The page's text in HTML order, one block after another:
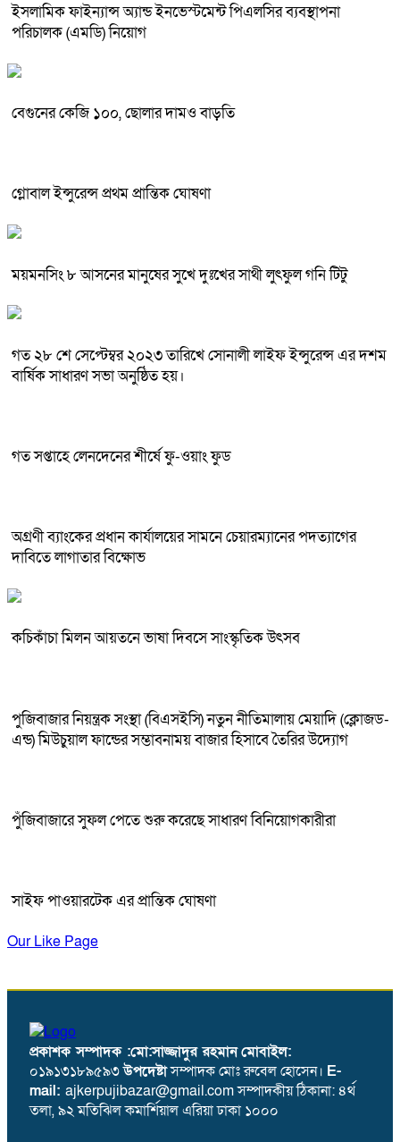
ইসলামিক ফাইন্যান্স অ্যান্ড ইনভেস্টমেন্ট পিএলসির ব্যবস্থাপনা
পরিচালক (এমডি) নিয়োগ
বেগুনের কেজি ১০০, ছোলার দামও বাড়তি
গ্লোবাল ইন্সুরেন্স প্রথম প্রান্তিক ঘোষণা
ময়মনসিং ৮ আসনের মানুষের সুখে দুঃখের সাথী লুৎফুল গনি টিটু
গত ২৮ শে সেপ্টেম্বর ২০২৩ তারিখে সোনালী লাইফ ইন্সুরেন্স এর দশম
বার্ষিক সাধারণ সভা অনুষ্ঠিত হয়।
গত সপ্তাহে লেনদেনের শীর্ষে ফু-ওয়াং ফুড
অগ্রণী ব্যাংকের প্রধান কার্যালয়ের সামনে চেয়ারম্যানের পদত্যাগের
দাবিতে লাগাতার বিক্ষোভ
কচিকাঁচা মিলন আয়তনে ভাষা দিবসে সাংস্কৃতিক উৎসব
পুজিবাজার নিয়ন্ত্রক সংস্থা (বিএসইসি) নতুন নীতিমালায় মেয়াদি (ক্লোজড-
এন্ড) মিউচুয়াল ফান্ডের সম্ভাবনাময় বাজার হিসাবে তৈরির উদ্যোগ
পুঁজিবাজারে সুফল পেতে শুরু করেছে সাধারণ বিনিয়োগকারীরা
সাইফ পাওয়ারটেক এর প্রান্তিক ঘোষণা
Our Like Page
প্রকাশক সম্পাদক :মো:সাজ্জাদুর রহমানমোবাইল:
০১৯১৩১৮৯৫৯৩উপদেষ্টাসম্পাদক মোঃ রুবেল হোসেন। E-
mail: ajkerpujibazar@gmail.com সম্পাদকীয় ঠিকানা: ৪র্থ
তলা, ৯২ মতিঝিল কমার্শিয়াল এরিয়া ঢাকা ১০০০